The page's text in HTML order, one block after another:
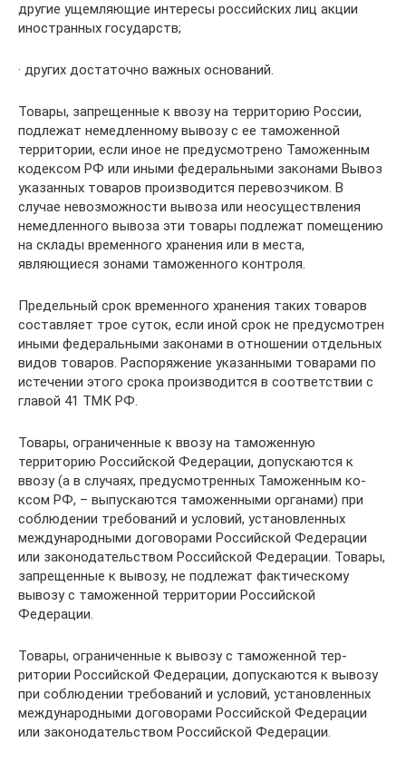
другие ущемляющие интересы российских лиц акции
иностранных государств;
· других достаточно важных оснований.
Товары, запрещенные к ввозу на территорию России,
подлежат немедленному вывозу с ее таможенной
территории, если иное не предусмотрено Таможенным
кодексом РФ или иными федеральными законами Вывоз
указанных товаров производится перевозчиком. В
случае невозможности вывоза или неосуществления
немедленного вывоза эти товары подлежат помещению
на склады временного хранения или в места,
являющиеся зонами таможенного контроля.
Предельный срок временного хранения таких товаров
составляет трое суток, если иной срок не предусмотрен
иными федеральными законами в отношении отдельных
видов товаров. Распоряжение указанными товарами по
истечении этого срока производится в соответствии с
главой 41 ТМК РФ.
Товары, ограниченные к ввозу на таможенную
территорию Российской Федерации, допускаются к
ввозу (а в случаях, предусмотренных Таможенным ко­
ксом РФ, – выпускаются таможенными органами) при
соблюдении требований и условий, установленных
международными договорами Российской Федерации
или законодательством Российской Федерации. Товары,
запрещенные к вывозу, не подлежат фактическому
вывозу с таможенной территории Российской
Федерации.
Товары, ограниченные к вывозу с таможенной тер­
ритории Российской Федерации, допускаются к выво­зу
при соблюдении требований и условий, установлен­ных
международными договорами Российской Феде­рации
или законодательством Российской Федерации.